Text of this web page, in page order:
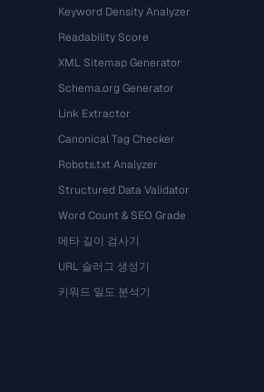
Keyword Density Analyzer
Readability Score
XML Sitemap Generator
Schema.org Generator
Link Extractor
Canonical Tag Checker
Robots.txt Analyzer
Structured Data Validator
Word Count & SEO Grade
메타 길이 검사기
URL 슬러그 생성기
키워드 밀도 분석기